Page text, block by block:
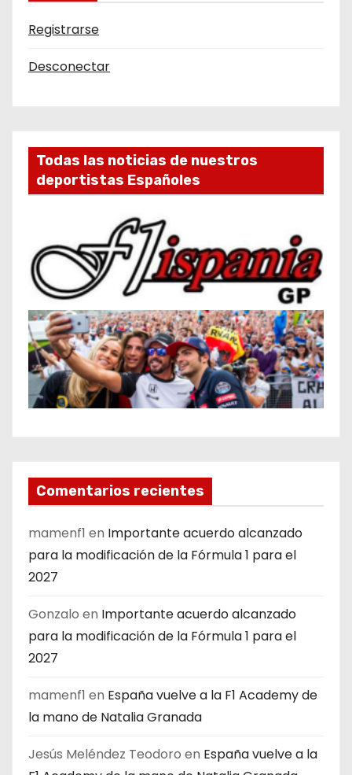
Registrarse
Desconectar
Todas las noticias de nuestros
deportistas Españoles
Comentarios recientes
mamenf1 en Importante acuerdo alcanzado
para la modificación de la Fórmula 1 para el
2027
Gonzalo en Importante acuerdo alcanzado
para la modificación de la Fórmula 1 para el
2027
mamenf1 en España vuelve a la F1 Academy de
la mano de Natalia Granada
Jesús Meléndez Teodoro en España vuelve a la